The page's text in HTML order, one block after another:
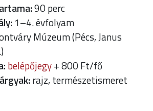
90 perc
1–4. évfolyam
Múzeum (Pécs, Janus
belépőjegy+ 800 Ft/fő
rajz, természetismeret